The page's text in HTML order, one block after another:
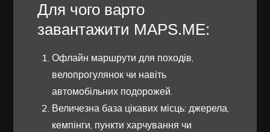
Для чого варто
завантажити MAPS.ME:
Офлайн маршрути для походів,
велопрогулянок чи навіть
автомобільних подорожей.
Величезна база цікавих місць: джерела,
кемпінги, пункти харчування чи